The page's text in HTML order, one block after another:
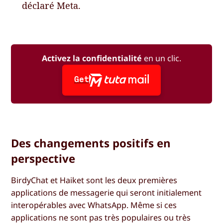
déclaré Meta.
Activez la confidentialité en un clic.
Get
Des changements positifs en
perspective
BirdyChat et Haiket sont les deux premières
applications de messagerie qui seront initialement
interopérables avec WhatsApp. Même si ces
applications ne sont pas très populaires ou très